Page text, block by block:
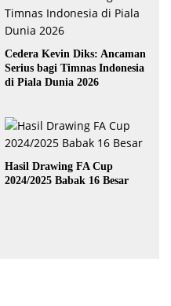
Cedera Kevin Diks: Ancaman
Serius bagi Timnas Indonesia
di Piala Dunia 2026
Hasil Drawing FA Cup
2024/2025 Babak 16 Besar